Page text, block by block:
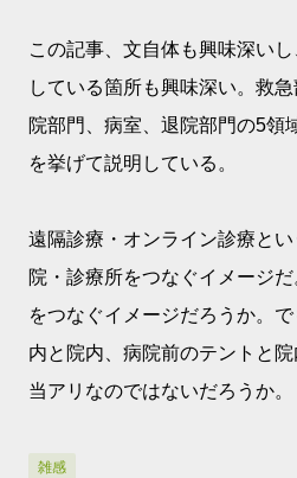
この記事、文自体も興味深い
している箇所も興味深い。救
院部門、病室、退院部門の5領
を挙げて説明している。
遠隔診療・オンライン診療と
院・診療所をつなぐイメージ
をつなぐイメージだろうか。
内と院内、病院前のテントと
当アリなのではないだろうか。
雑感